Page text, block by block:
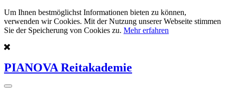
Um Ihnen bestmöglichst Informationen bieten zu können,
verwenden wir Cookies. Mit der Nutzung unserer Webseite stimmen
Sie der Speicherung von Cookies zu. Mehr erfahren
PIANOVA Reitakademie